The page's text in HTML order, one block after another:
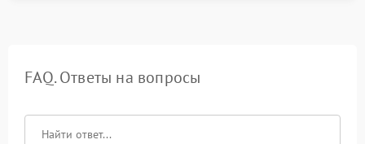
FAQ. Ответы на вопросы